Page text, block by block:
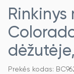
Rinkinys
Prekės kodas: